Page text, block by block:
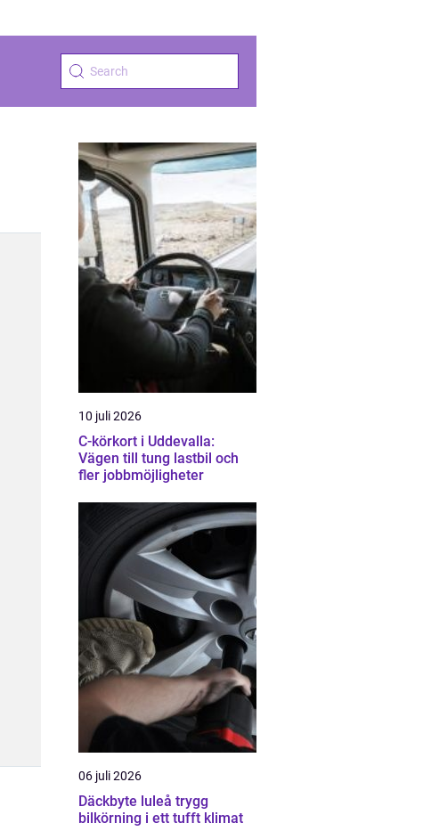
10 juli 2026
C-körkort i Uddevalla:
Vägen till tung lastbil och
fler jobbmöjligheter
06 juli 2026
Däckbyte luleå trygg
bilkörning i ett tufft klimat